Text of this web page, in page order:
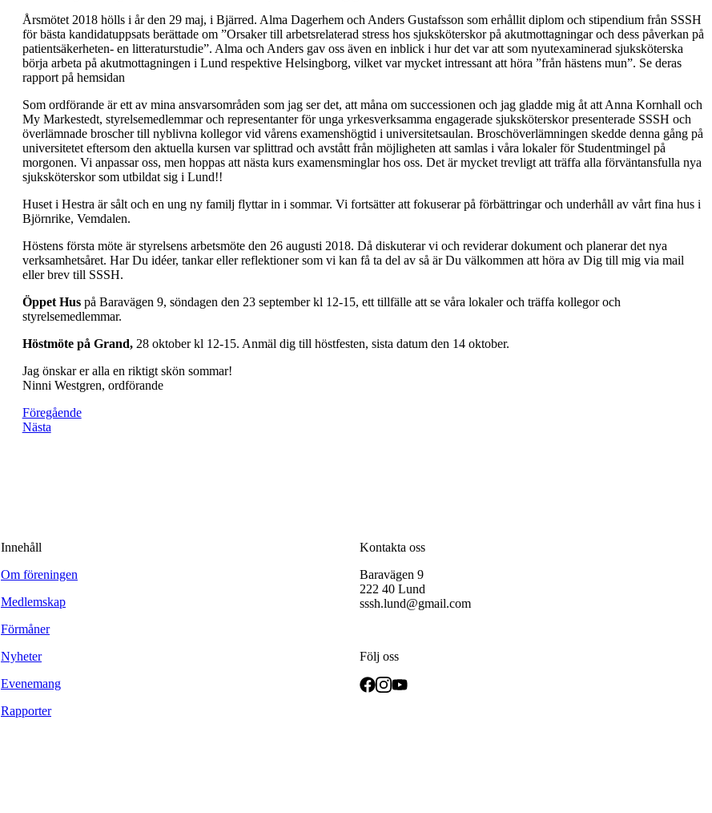
Årsmötet 2018 hölls i år den 29 maj, i Bjärred. Alma Dagerhem och Anders Gustafsson som erhållit diplom och stipendium från SSSH
för bästa kandidatuppsats berättade om ”Orsaker till arbetsrelaterad stress hos sjuksköterskor på akutmottagningar och dess påverkan på
patientsäkerheten- en litteraturstudie”. Alma och Anders gav oss även en inblick i hur det var att som nyutexaminerad sjuksköterska
börja arbeta på akutmottagningen i Lund respektive Helsingborg, vilket var mycket intressant att höra ”från hästens mun”. Se deras
rapport på hemsidan
Som ordförande är ett av mina ansvarsområden som jag ser det, att måna om successionen och jag gladde mig åt att Anna Kornhall och
My Markestedt, styrelsemedlemmar och representanter för unga yrkesverksamma engagerade sjuksköterskor presenterade SSSH och
överlämnade broscher till nyblivna kollegor vid vårens examenshögtid i universitetsaulan. Broschöverlämningen skedde denna gång på
universitetet eftersom den aktuella kursen var splittrad och avstått från möjligheten att samlas i våra lokaler för Studentmingel på
morgonen. Vi anpassar oss, men hoppas att nästa kurs examensminglar hos oss. Det är mycket trevligt att träffa alla förväntansfulla nya
sjuksköterskor som utbildat sig i Lund!!
Huset i Hestra är sålt och en ung ny familj flyttar in i sommar. Vi fortsätter att fokuserar på förbättringar och underhåll av vårt fina hus i
Björnrike, Vemdalen.
Höstens första möte är styrelsens arbetsmöte den 26 augusti 2018. Då diskuterar vi och reviderar dokument och planerar det nya
verksamhetsåret. Har Du idéer, tankar eller reflektioner som vi kan få ta del av så är Du välkommen att höra av Dig till mig via mail
eller brev till SSSH.
Öppet Huspå Baravägen 9, söndagen den 23 september kl 12-15, ett tillfälle att se våra lokaler och träffa kollegor och
styrelsemedlemmar.
Höstmöte på Grand,28 oktober kl 12-15. Anmäl dig till höstfesten, sista datum den 14 oktober.
Jag önskar er alla en riktigt skön sommar!
Ninni Westgren, ordförande
Föregående
Nästa
Innehåll
Om föreningen
Medlemskap
Förmåner
Nyheter
Evenemang
Rapporter
Kontakta oss
Baravägen 9
222 40 Lund
sssh.lund@gmail.com
Följ oss